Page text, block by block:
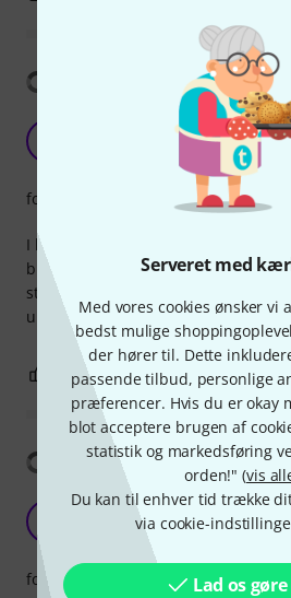
Serveret med
Med vores cookies ønsker vi
bedst mulige
der hører til. Dette
passende tilbud, personlige
præferencer. Hvis du er okay
blot acceptere brugen af
statistik og markedsføring
orden!" (vis
Du kan til enhver tid trække
via cookie-
Lad os
Hardwearing Roll free
BarryM
I have these screwed onto the
bins. They roll free and wear slowly
stop the bins rolling off down a hill.
unbraked per bin
forarbejdning
0 ANMELD
Vis oversættelse
blue wheels
Gunther3200
forarbejdning